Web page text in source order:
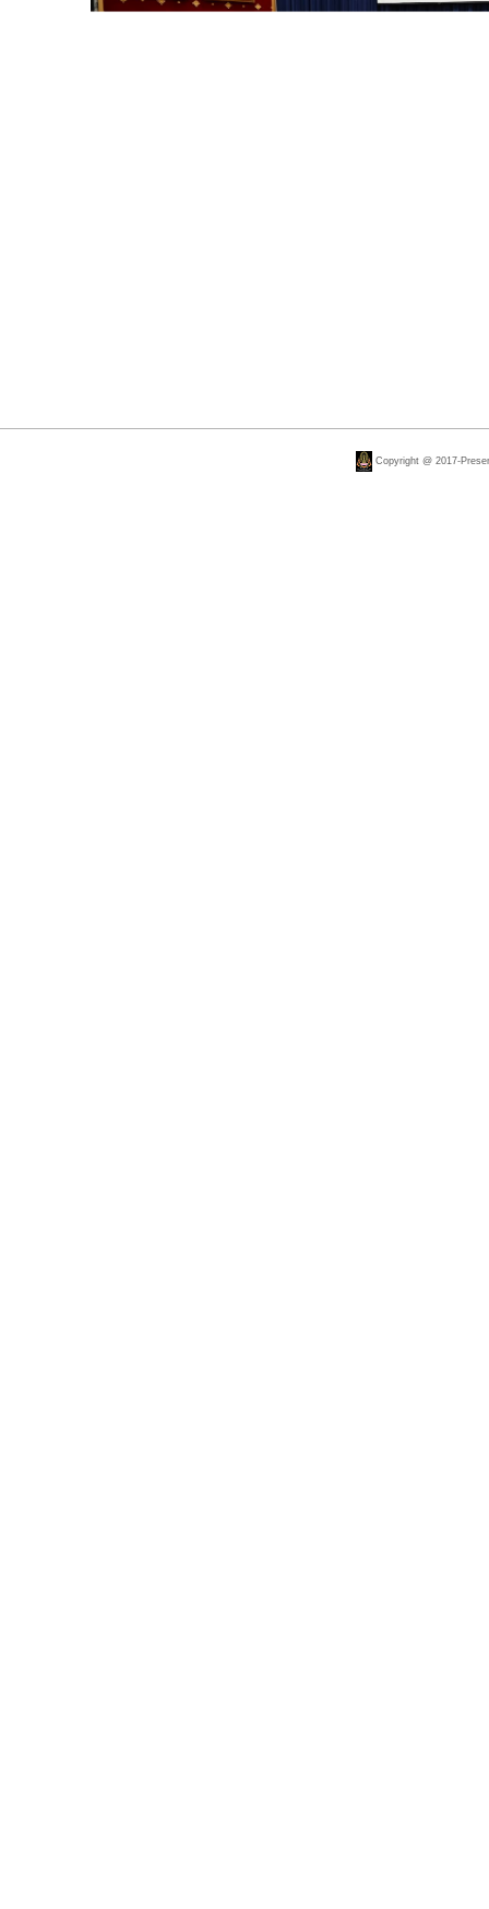
Copyright @ 2017-